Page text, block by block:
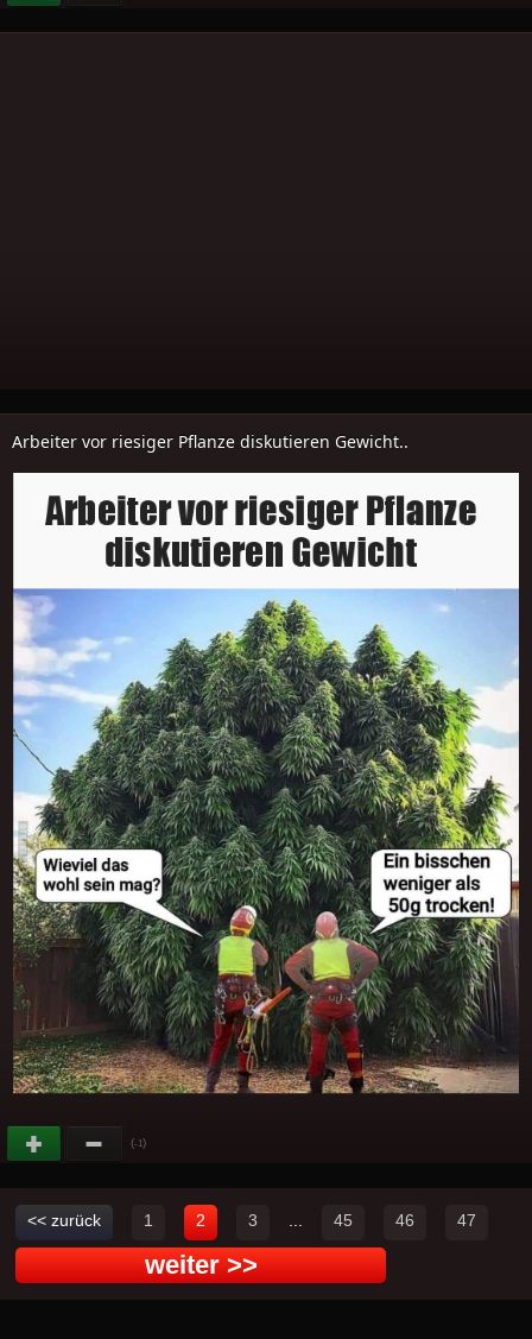
Arbeiter vor riesiger Pflanze diskutieren Gewicht..
(-1)
<< zurück 1 2 3 ... 45 46 47
weiter >>